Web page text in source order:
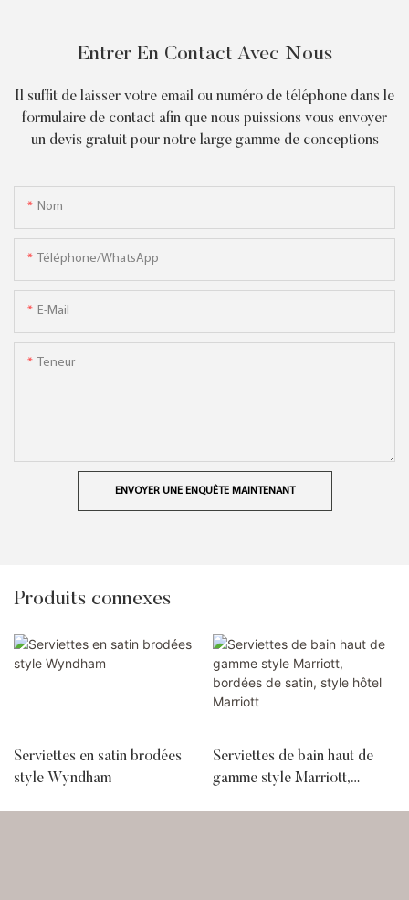
Entrer En Contact Avec Nous
Il suffit de laisser votre email ou numéro de téléphone dans le
formulaire de contact afin que nous puissions vous envoyer
un devis gratuit pour notre large gamme de conceptions
Nom
Téléphone/WhatsApp
E-Mail
Teneur
ENVOYER UNE ENQUÊTE MAINTENANT
Produits connexes
Serviettes en satin brodées
style Wyndham
Serviettes de bain haut de
gamme style Marriott,